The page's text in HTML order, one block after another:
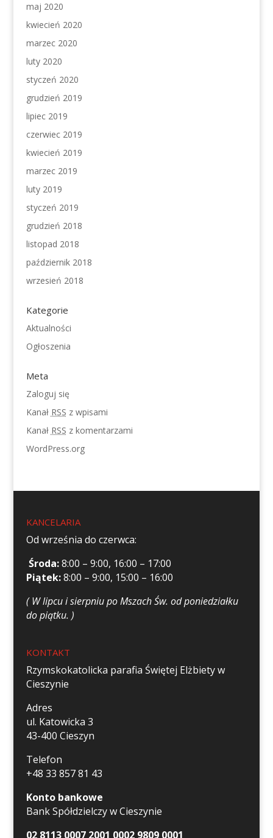
maj 2020
kwiecień 2020
marzec 2020
luty 2020
styczeń 2020
grudzień 2019
lipiec 2019
czerwiec 2019
kwiecień 2019
marzec 2019
luty 2019
styczeń 2019
grudzień 2018
listopad 2018
październik 2018
wrzesień 2018
Kategorie
Aktualności
Ogłoszenia
Meta
Zaloguj się
Kanał RSS z wpisami
Kanał RSS z komentarzami
WordPress.org
KANCELARIA
Od września do czerwca:
Środa:8:00 – 9:00, 16:00 – 17:00
Piątek:8:00 – 9:00, 15:00 – 16:00
( W lipcu i sierpniu po Mszach Św. od poniedziałku
do piątku. )
KONTAKT
Rzymskokatolicka parafia Świętej Elżbiety w
Cieszynie
Adres
ul. Katowicka 3
43-400 Cieszyn
Telefon
+48 33 857 81 43
Konto bankowe
Bank Spółdzielczy w Cieszynie
02 8113 0007 2001 0002 9809 0001